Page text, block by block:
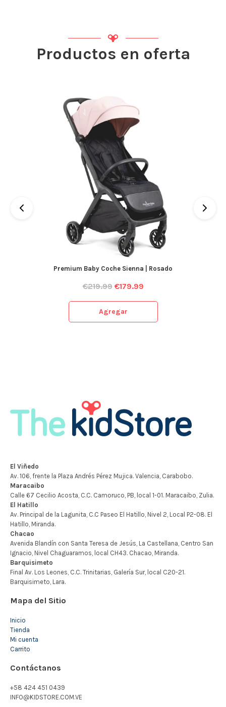
Productos en oferta
Premium Baby Coche Sienna | Rosado
€219.99 €179.99
Agregar
Mapa del Sitio
Inicio
Tienda
Mi cuenta
Carrito
Contáctanos
+58 424 451 0439
INFO@KIDSTORE.COM.VE